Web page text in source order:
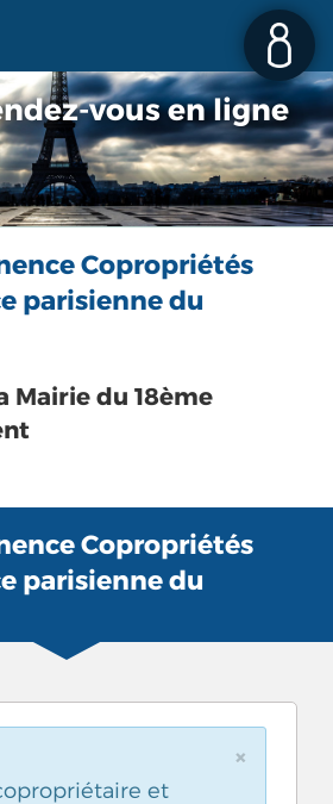
vous en ligne
Copropriétés
parisienne du
Mairie du 18ème
Copropriétés
parisienne du
×
et